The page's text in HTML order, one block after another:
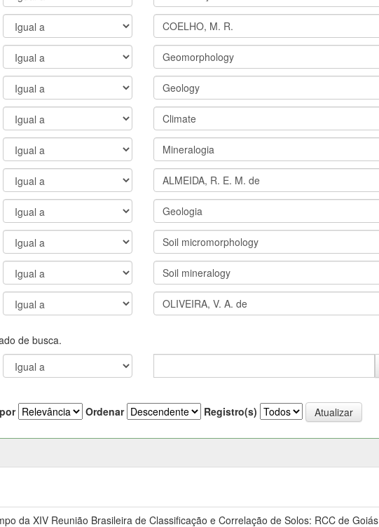
de busca.
Ordenar Registro(s)
da XIV Reunião Brasileira de Classificação e Correlação de Solos: RCC de Goiás